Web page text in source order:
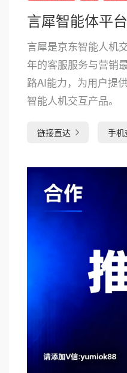
言犀智能体平台
言犀是京东智能人机
年的客服服务与营销
路AI能力，为用户提
智能人机交互产品。
链接直达 手机